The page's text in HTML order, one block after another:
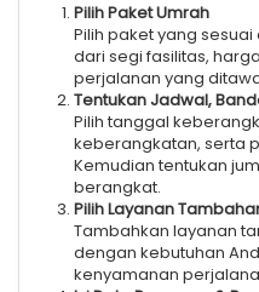
Pilih Paket Umrah
Pilih paket yang
dari segi fasilitas,
perjalanan yang
Tentukan Jadwal,
Pilih tanggal
keberangkatan, serta
Kemudian tentukan
berangkat.
Pilih Layanan
Tambahkan layanan
dengan kebutuhan
kenyamanan